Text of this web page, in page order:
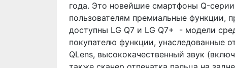
года. Это новейшие смартфоны Q-
пользователям премиальные функции,
доступны LG Q7 и LG Q7+ - модели
покупателю функции, унаследованные
QLens, высококачественный звук